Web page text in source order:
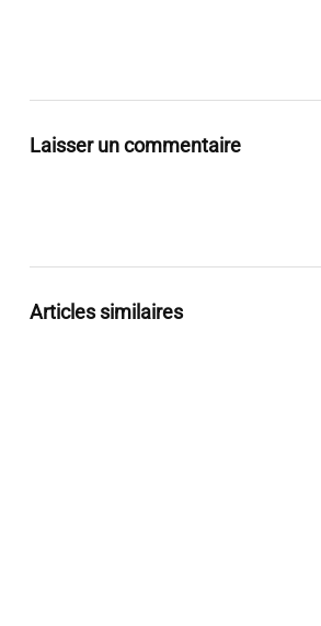
Laisser un commentaire
Articles similaires